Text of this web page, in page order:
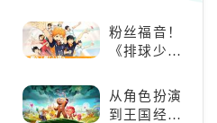
来，游戏界
的东方巨
兽，引爆全
粉丝福音！
《排球少
HIGH!!》手
游还原经典
从角色扮演
到王国经